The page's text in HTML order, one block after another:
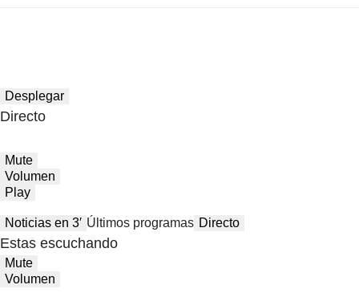
Desplegar
Directo
Mute
Volumen
Play
Noticias en 3′ Últimos programas Directo
Estas escuchando
Mute
Volumen